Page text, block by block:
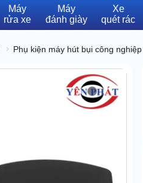
Máy
rửa xe
Máy
đánh giày
Xe
quét rác
Phụ kiện máy hút bụi công nghiệp